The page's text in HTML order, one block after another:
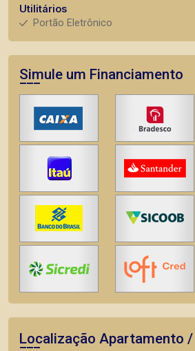
Utilitários
Portão Eletrônico
Simule um Financiamento
Localização Apartamento /